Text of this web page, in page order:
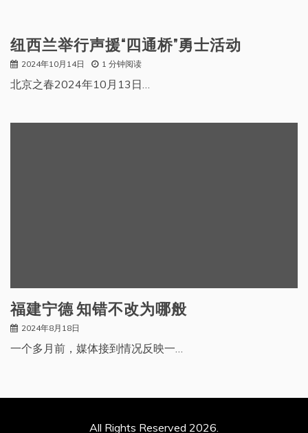
纽西兰举行声援“四通桥”勇士活动
2024年10月14日 1 分钟阅读
北京之春2024年10月13日…
福建宁德 知错不改为哪般
2024年8月18日
一个多月前，媒体接到情况反映一…
All Rights Reserved 2026.